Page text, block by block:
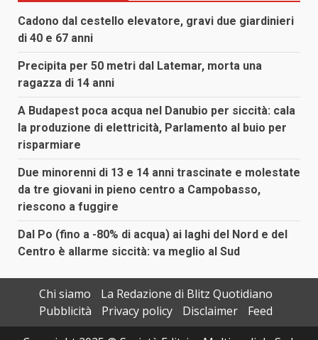
Cadono dal cestello elevatore, gravi due giardinieri
di 40 e 67 anni
Precipita per 50 metri dal Latemar, morta una
ragazza di 14 anni
A Budapest poca acqua nel Danubio per siccità: cala
la produzione di elettricità, Parlamento al buio per
risparmiare
Due minorenni di 13 e 14 anni trascinate e molestate
da tre giovani in pieno centro a Campobasso,
riescono a fuggire
Dal Po (fino a -80% di acqua) ai laghi del Nord e del
Centro è allarme siccità: va meglio al Sud
Chi siamo
La Redazione di Blitz Quotidiano
Pubblicità
Privacy policy Disclaimer
Feed